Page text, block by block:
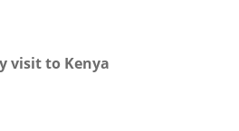
visit to Kenya